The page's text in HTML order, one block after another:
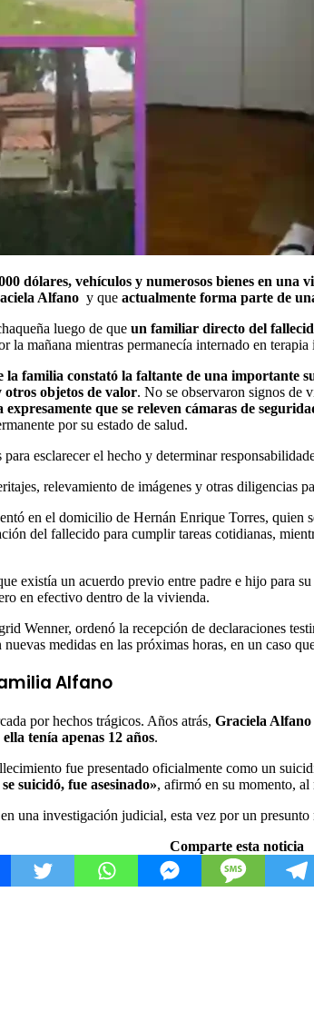
dólares, vehículos y numerosos bienes en
Alfano y que actualmente forma parte de
luego de que un familiar directo del
la mañana mientras permanecía internado en
familia constató la faltante de una importante
otros objetos de valor. No se observaron signos de
expresamente que se releven cámaras de
por su estado de salud.
esclarecer el hecho y determinar
relevamiento de imágenes y otras diligencias
en el domicilio de Hernán Enrique Torres, quien
del fallecido para cumplir tareas cotidianas,
existía un acuerdo previo entre padre e hijo para
en efectivo dentro de la vivienda.
Wenner, ordenó la recepción de declaraciones
medidas en las próximas horas, en un
Alfano
por hechos trágicos. Años atrás, Graciela
tenía apenas 12 años.
fue presentado oficialmente como un
suicidó, fue asesinado», afirmó en su momento,
una investigación judicial, esta vez por un
Comparte esta noticia